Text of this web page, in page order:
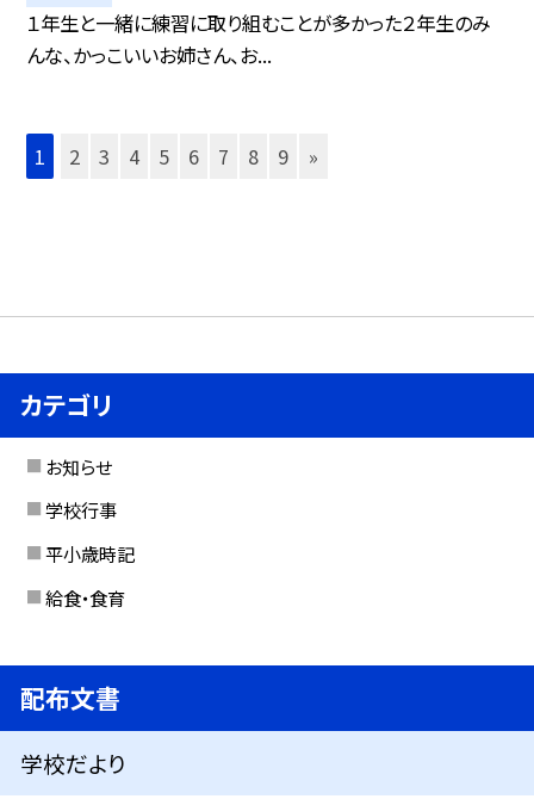
１年生と一緒に練習に取り組むことが多かった２年生のみ
んな、かっこいいお姉さん、お...
1 2 3 4 5 6 7 8 9 »
カテゴリ
お知らせ
学校行事
平小歳時記
給食・食育
配布文書
学校だより